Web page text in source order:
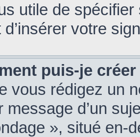
utile de
d’insérer votre
puis-je
vous rédigez un
message d’un
», situé en-